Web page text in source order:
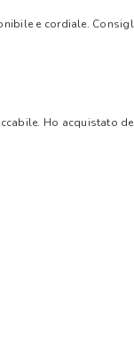
e cordiale.
Ho acquistato